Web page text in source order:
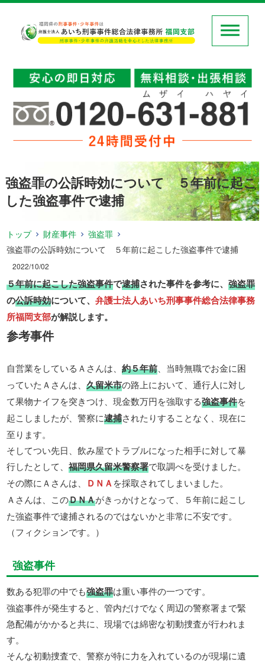
強盗罪の公訴時効について ５年前に起こ
した強盗事件で逮捕
トップ 財産事件
強盗罪
強盗罪の公訴時効について ５年前に起こした強盗事件で逮捕
2022/10/02
５年前に起こした強盗事件で逮捕された事件を参考に、強盗罪
の公訴時効について、弁護士法人あいち刑事事件総合法律事務
所福岡支部が解説します。
参考事件
自営業をしているＡさんは、約５年前 、当時無職でお金に困
っていたＡさんは、久留米市の路上において、通行人に対し
て果物ナイフを突きつけ、現金数万円を強取する強盗事件を
起こしましたが、警察に逮捕されたりすることなく、現在に
至ります。
そしてつい先日、飲み屋でトラブルになった相手に対して暴
行したとして、福岡県久留米警察署で取調べを受けました。
その際にＡさんは、
ＤＮＡを採取されてしまいました。
Ａさんは、このＤＮＡがきっかけとなって、５年前に起こし
た強盗事件で逮捕されるのではないかと非常に不安です。
（フィクションです。）
強盗事件
数ある犯罪の中でも強盗罪は重い事件の一つです。
強盗事件が発生すると、管内だけでなく周辺の警察署まで緊
急配備がかかると共に、現場では綿密な初動捜査が行われま
す。
そんな初動捜査で、警察が特に力を入れているのが現場に遺